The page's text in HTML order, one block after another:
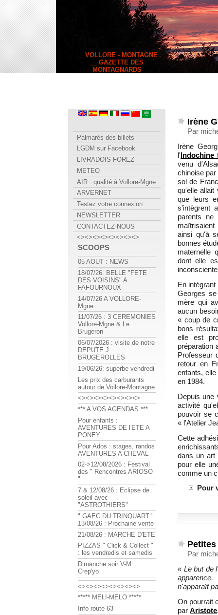
__ VOLLORE - MONTAGNE
__ GAZETTE DES
MONTAGNARDS
Irène
Par
Irène
l'Indochine
venu
chinoise
sol de
qu'elle allait
que leurs
s'intègrent
parents ne
maîtrisaient
ainsi qu'à
bonnes
maternelle
dont elle
En
Georges
mère qui
aucun
« coup de
bons
elle est
préparation
Professeur
retour en
enfants,
en 1984.
Depuis une
activité
pouvoir se
« l'Atelier
Cette
dans un art
pour elle
comme un
Pour
Par
« Le but de
n'apparaît
On pourrait
par Aristote
Palmarès des billets
LGDM sur Facebook
LIVRADOIS-FOREZ
METEO
AIR : qualité à Vollore-Mgne
ARVERNET
Testez votre connexion
NEWSLETTER
CONTACTEZ-NOUS
<><><><><><><><>
SCOOPS
05 AOUT : NEWS
18/07/26: BELLE "FETE
DES VOISINS" A
FAFOURNOUX
14/07/26 A VOLLORE-
Mgne
11/07/26 : 3 CEREMONIES
Vollore-Mgne & Le
Brugeron
06/07/2026 : visite de notre
DEPUTE J.
BRUGEROLLES
19/06/26: superbe vendredi
Les prix des carburants
autour de Vollore-Montagne
<><><><><><><><>
*** A VOS AGENDAS ***
Pour enfants :
AVENTURES DE l'ETE A
PONEY
Pour Ados : stages, randos
AVENTURES A CHEVAL
02->12/08/2026 : Festival
des " Rencontres ARIOSO
"
7 & 12/08/26 : Eclipse de
soleil avec
"ASTROTHIERS"
" GAEC DU TRINQUART "
13/08/26 : Prochaine vente
21/08/26 : MARCHE D'ETE
PIZZAS " Click & Collect "
: les vendredis et samedis
Dimanche soir V-M:
Crep'yo
<><><><><><><><>
***** MELI-MELO *****
Info route 63